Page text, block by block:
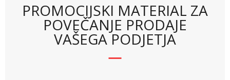
PROMOCIJSKI MATERIAL ZA
POVEČANJE PRODAJE
VAŠEGA PODJETJA